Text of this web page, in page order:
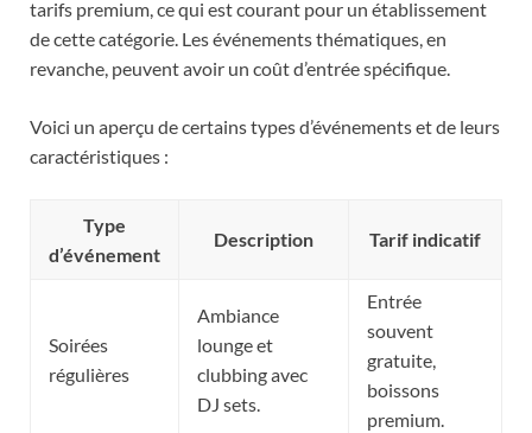
tarifs premium, ce qui est courant pour un établissement
de cette catégorie. Les événements thématiques, en
revanche, peuvent avoir un coût d’entrée spécifique.
Voici un aperçu de certains types d’événements et de leurs
caractéristiques :
Type
d’événement
Description Tarif indicatif
Soirées
régulières
Ambiance
lounge et
clubbing avec
DJ sets.
Entrée
souvent
gratuite,
boissons
premium.